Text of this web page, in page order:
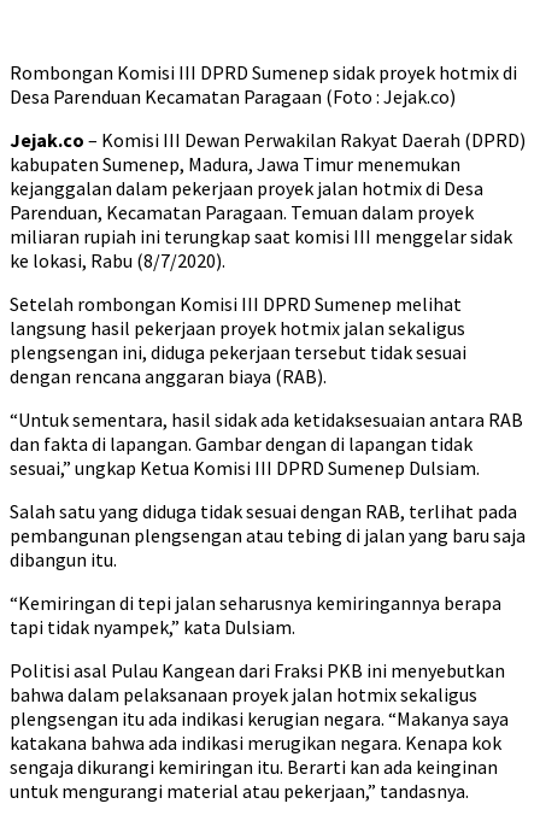
Rombongan Komisi III DPRD Sumenep sidak proyek hotmix di
Desa Parenduan Kecamatan Paragaan (Foto : Jejak.co)
Jejak.co – Komisi III Dewan Perwakilan Rakyat Daerah (DPRD)
kabupaten Sumenep, Madura, Jawa Timur menemukan
kejanggalan dalam pekerjaan proyek jalan hotmix di Desa
Parenduan, Kecamatan Paragaan. Temuan dalam proyek
miliaran rupiah ini terungkap saat komisi III menggelar sidak
ke lokasi, Rabu (8/7/2020).
Setelah rombongan Komisi III DPRD Sumenep melihat
langsung hasil pekerjaan proyek hotmix jalan sekaligus
plengsengan ini, diduga pekerjaan tersebut tidak sesuai
dengan rencana anggaran biaya (RAB).
“Untuk sementara, hasil sidak ada ketidaksesuaian antara RAB
dan fakta di lapangan. Gambar dengan di lapangan tidak
sesuai,” ungkap Ketua Komisi III DPRD Sumenep Dulsiam.
Salah satu yang diduga tidak sesuai dengan RAB, terlihat pada
pembangunan plengsengan atau tebing di jalan yang baru saja
dibangun itu.
“Kemiringan di tepi jalan seharusnya kemiringannya berapa
tapi tidak nyampek,” kata Dulsiam.
Politisi asal Pulau Kangean dari Fraksi PKB ini menyebutkan
bahwa dalam pelaksanaan proyek jalan hotmix sekaligus
plengsengan itu ada indikasi kerugian negara. “Makanya saya
katakana bahwa ada indikasi merugikan negara. Kenapa kok
sengaja dikurangi kemiringan itu. Berarti kan ada keinginan
untuk mengurangi material atau pekerjaan,” tandasnya.